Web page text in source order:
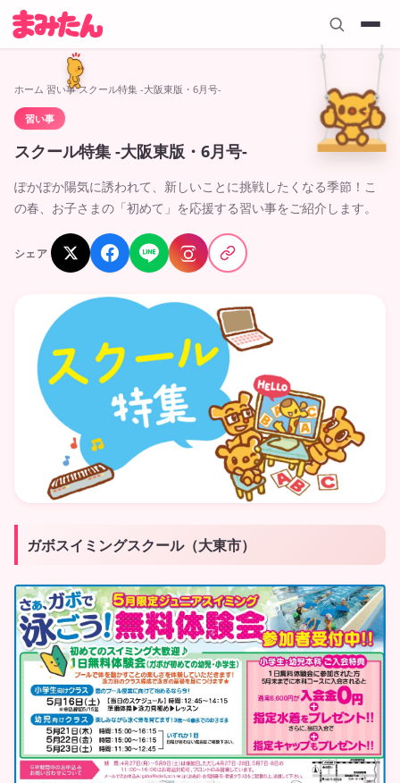
ホーム 習い事›スクール特集 -大阪東版・6月号-
習い事 2026.05.08
スクール特集 -大阪東版・6月号-
ぽかぽか陽気に誘われて、新しいことに挑戦したくなる季節！こ
の春、お子さまの「初めて」を応援する習い事をご紹介します。
シェア
ガボスイミングスクール（大東市）